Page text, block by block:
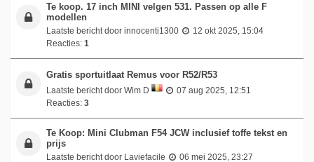
Te koop. 17 inch MINI velgen 531. Passen op alle F
modellen
Laatste bericht door innocenti1300
12 okt 2025, 15:04
Reacties: 1
Gratis sportuitlaat Remus voor R52/R53
Laatste bericht door Wim D
07 aug 2025, 12:51
Reacties: 3
Te Koop: Mini Clubman F54 JCW inclusief toffe tekst en
prijs
Laatste bericht door Laviefacile
06 mei 2025, 23:27